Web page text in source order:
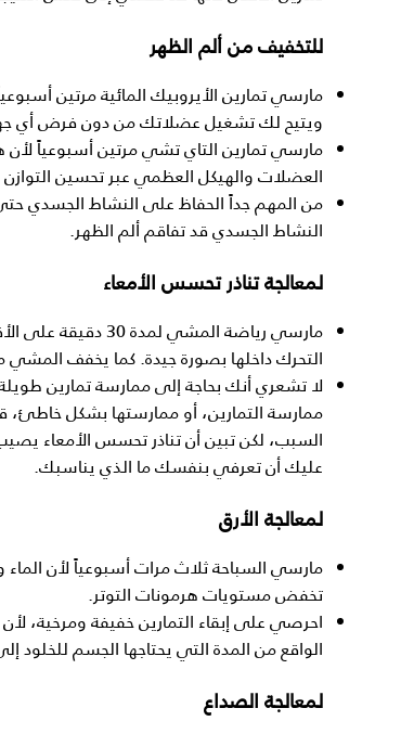
للتخفيف من ألم الظهر
مارسي تمارين الأيروبيك المائية مرتين
ويتيح لك تشغيل عضلاتك من دون فرض أي
مارسي تمارين التاي تشي مرتين أسبوعياً لأن
العضلات والهيكل العظمي عبر تحسين التوازن
من المهم جداً الحفاظ على النشاط الجسدي حتى
النشاط الجسدي قد تفاقم ألم الظهر.
لمعالجة تناذر تحسس الأمعاء
مارسي رياضة
التحرك داخلها بصورة جيدة. كما يخفف المشي
لا تشعري أنك بحاجة إلى ممارسة تمارين
ممارسة التمارين، أو ممارستها بشكل
السبب، لكن تبين أن تناذر تحسس الأمعاء
عليك أن تعرفي بنفسك ما الذي يناسبك.
لمعالجة الأرق
مارسي السباحة ثلاث مرات أسبوعياً لأن الماء
تخفض مستويات هرمونات التوتر.
احرصي على إبقاء التمارين خفيفة ومرخية،
الواقع من المدة التي يحتاجها الجسم للخلود
لمعالجة الصداع